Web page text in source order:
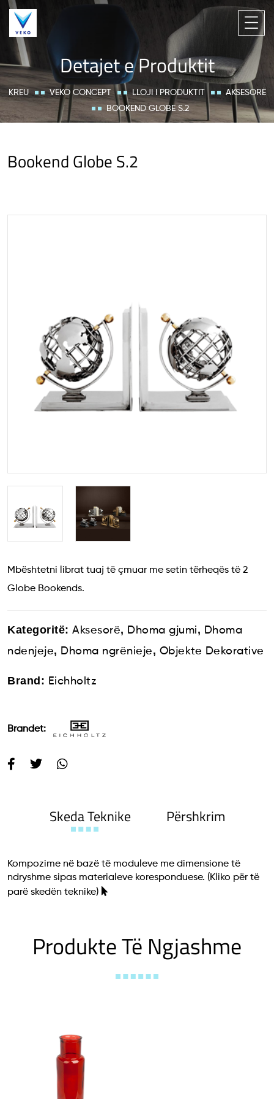
Detajet e Produktit
KREU VEKO CONCEPT LLOJI I PRODUKTIT
AKSESORË
BOOKEND GLOBE S.2
Bookend Globe S.2
Mbështetni librat tuaj të çmuar me setin tërheqës të 2
Globe Bookends.
Kategoritë: Aksesorë, Dhoma gjumi, Dhoma
ndenjeje, Dhoma ngrënieje, Objekte Dekorative
Brand: Eichholtz
Brandet:
Skeda Teknike Përshkrim
Kompozime në bazë të moduleve me dimensione të
ndryshme sipas materialeve koresponduese. (Kliko për të
parë skedën teknike)
Produkte Të Ngjashme